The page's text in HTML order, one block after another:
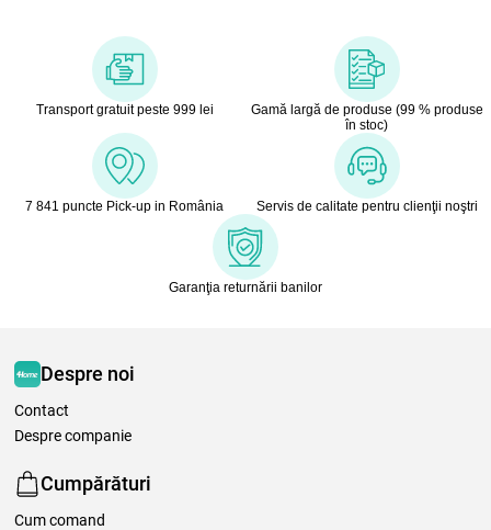
Transport gratuit peste 999 lei
Gamă largă de produse (99 % produse
în stoc)
7 841 puncte Pick-up in România Servis de calitate pentru clienţii noştri
Garanţia returnării banilor
Despre noi
Contact
Despre companie
Cumpărături
Cum comand